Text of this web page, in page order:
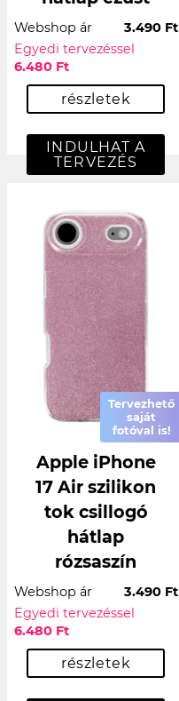
Webshop ár
3.490 Ft
Egyedi tervezéssel
6.480 Ft
részletek
INDULHAT A
TERVEZÉS
Tervezhető
saját
fotóval is!
Apple iPhone
17 Air szilikon
tok csillogó
hátlap
rózsaszín
Webshop ár
3.490 Ft
Egyedi tervezéssel
6.480 Ft
részletek